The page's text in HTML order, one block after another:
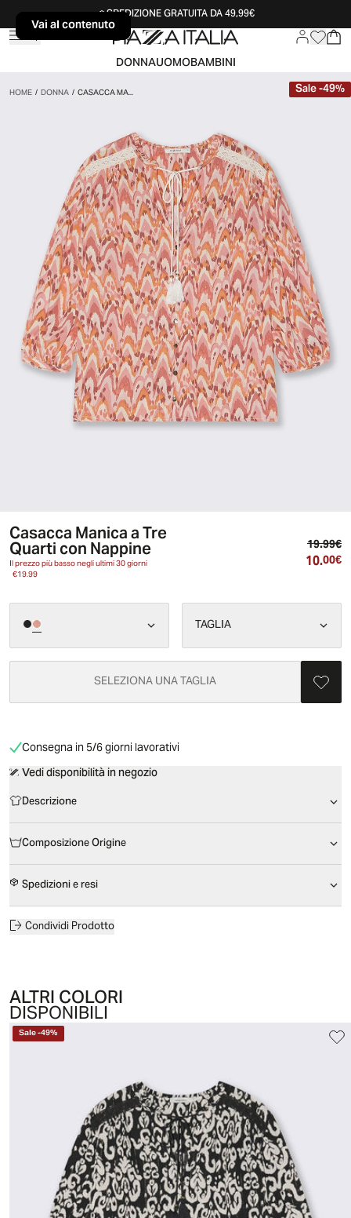
Vai al contenutoSPEDIZIONE GRATUITA DA 49,99€
DONNAUOMOBAMBINI
HOME/DONNA/CASACCA MA... Sale-49%
Casacca Manica a Tre
Quarti con Nappine
Il prezzo più basso negli ultimi 30 giorni
€19.99
19.99€
10.00€
TAGLIA
SELEZIONA UNA TAGLIA
Consegna in 5/6 giorni lavorativi
Vedi disponibilità in negozio
Descrizione
Composizione Origine
Spedizioni e resi
Condividi Prodotto
ALTRI COLORI
DISPONIBILI
Sale-49%
Vai al contenuto